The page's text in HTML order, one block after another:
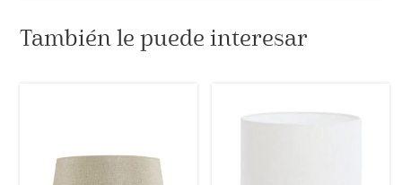
También le puede interesar